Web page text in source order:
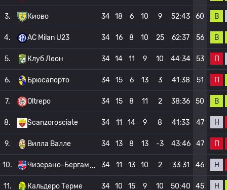
3. Киово 34 18 6 10 9 52:43 60 В
4. AC Milan U23 34 16 8 10 25 62:37 56 В
5. Клуб Леон 34 14 11 9 10 44:34 53 П
6. Брюсапорто 34 15 6 13 3 41:38 51 П
7. Oltrepo 34 15 8 11 2 38:36 50 В
8. Scanzorosciate 34 11 14 9 8 41:33 47 Н
9. Вилла Валле 34 13 8 13 -3 43:46 47 П
10. Чизерано-Бергам 34 11 13 10 2 33:31 46 Н
11. Кальдеро Терме 34 10 15 9 10 50:40 45 Н